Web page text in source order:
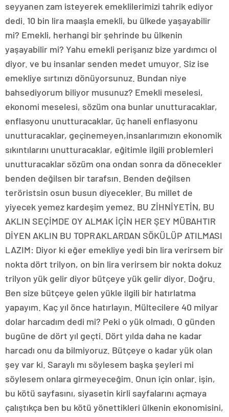
seyyanen zam isteyerek emeklilerimizi tahrik ediyor
dedi. 10 bin lira maaşla emekli, bu ülkede yaşayabilir
mi? Emekli, herhangi bir şehrinde bu ülkenin
yaşayabilir mi? Yahu emekli perişanız bize yardımcı ol
diyor. ve bu insanlar senden medet umuyor. Siz ise
emekliye sırtınızı dönüyorsunuz. Bundan niye
bahsediyorum biliyor musunuz? Emekli meselesi,
ekonomi meselesi, sözüm ona bunlar unutturacaklar,
enflasyonu unutturacaklar, üç haneli enflasyonu
unutturacaklar, geçinemeyen,insanlarımızın ekonomik
sıkıntılarını unutturacaklar, eğitimle ilgili problemleri
unutturacaklar sözüm ona ondan sonra da dönecekler
benden değilsen bir tarafsın. Benden değilsen
teröristsin osun busun diyecekler. Bu millet de
yiyecek yemez kardeşim yemez. BU ZİHNİYETİN, BU
AKLIN SEÇİMDE OY ALMAK İÇİN HER ŞEY MÜBAHTIR
DİYEN AKLIN BU TOPRAKLARDAN SÖKÜLÜP ATILMASI
LAZIM: Diyor ki eğer emekliye yedi bin lira verirsem bir
nokta dört trilyon, on bin lira verirsem bir nokta dokuz
trilyon yük gelir diyor bütçeye yük gelir diyor. Doğru.
Ben size bütçeye gelen yükle ilgili bir hatırlatma
yapayım. Kaç yıl önce hatırlayın. Mültecilere 40 milyar
dolar harcadım dedi mi? Peki o yük olmadı. O günden
bugüne de dört yıl geçti. Dört yılda daha ne kadar
harcadı onu da bilmiyoruz. Bütçeye o kadar yük olan
şey var ki. Saraylı mı söylesem başka şeyleri mi
söylesem onlara girmeyeceğim. Onun için onlar. işin,
bu kötü sayfasını, siyasetin kirli sayfalarını açmaya
çalıştıkça ben bu kötü yönettikleri ülkenin ekonomisini,